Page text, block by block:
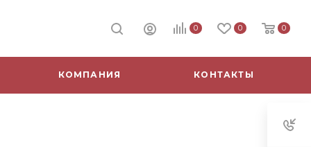
0 0 0
КОМПАНИЯ КОНТАКТЫ